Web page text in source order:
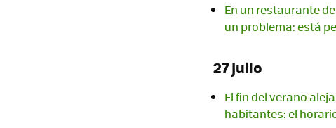
En un restaurante
un problema: está
27 julio
El fin del verano
habitantes: el